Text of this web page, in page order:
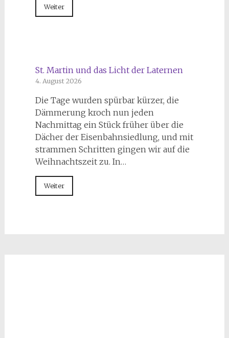
Weiter
St. Martin und das Licht der Laternen
4. August 2026
Die Tage wurden spürbar kürzer, die
Dämmerung kroch nun jeden
Nachmittag ein Stück früher über die
Dächer der Eisenbahnsiedlung, und mit
strammen Schritten gingen wir auf die
Weihnachtszeit zu. In…
Weiter